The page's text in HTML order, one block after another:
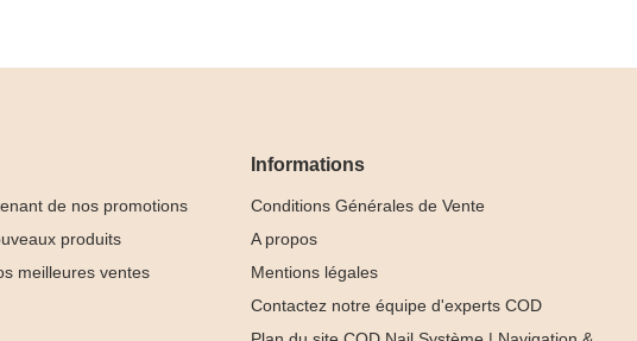
de nos promotions
produits
meilleures ventes
Informations
Conditions Générales de Vente
A propos
Mentions légales
Contactez notre équipe d'experts COD